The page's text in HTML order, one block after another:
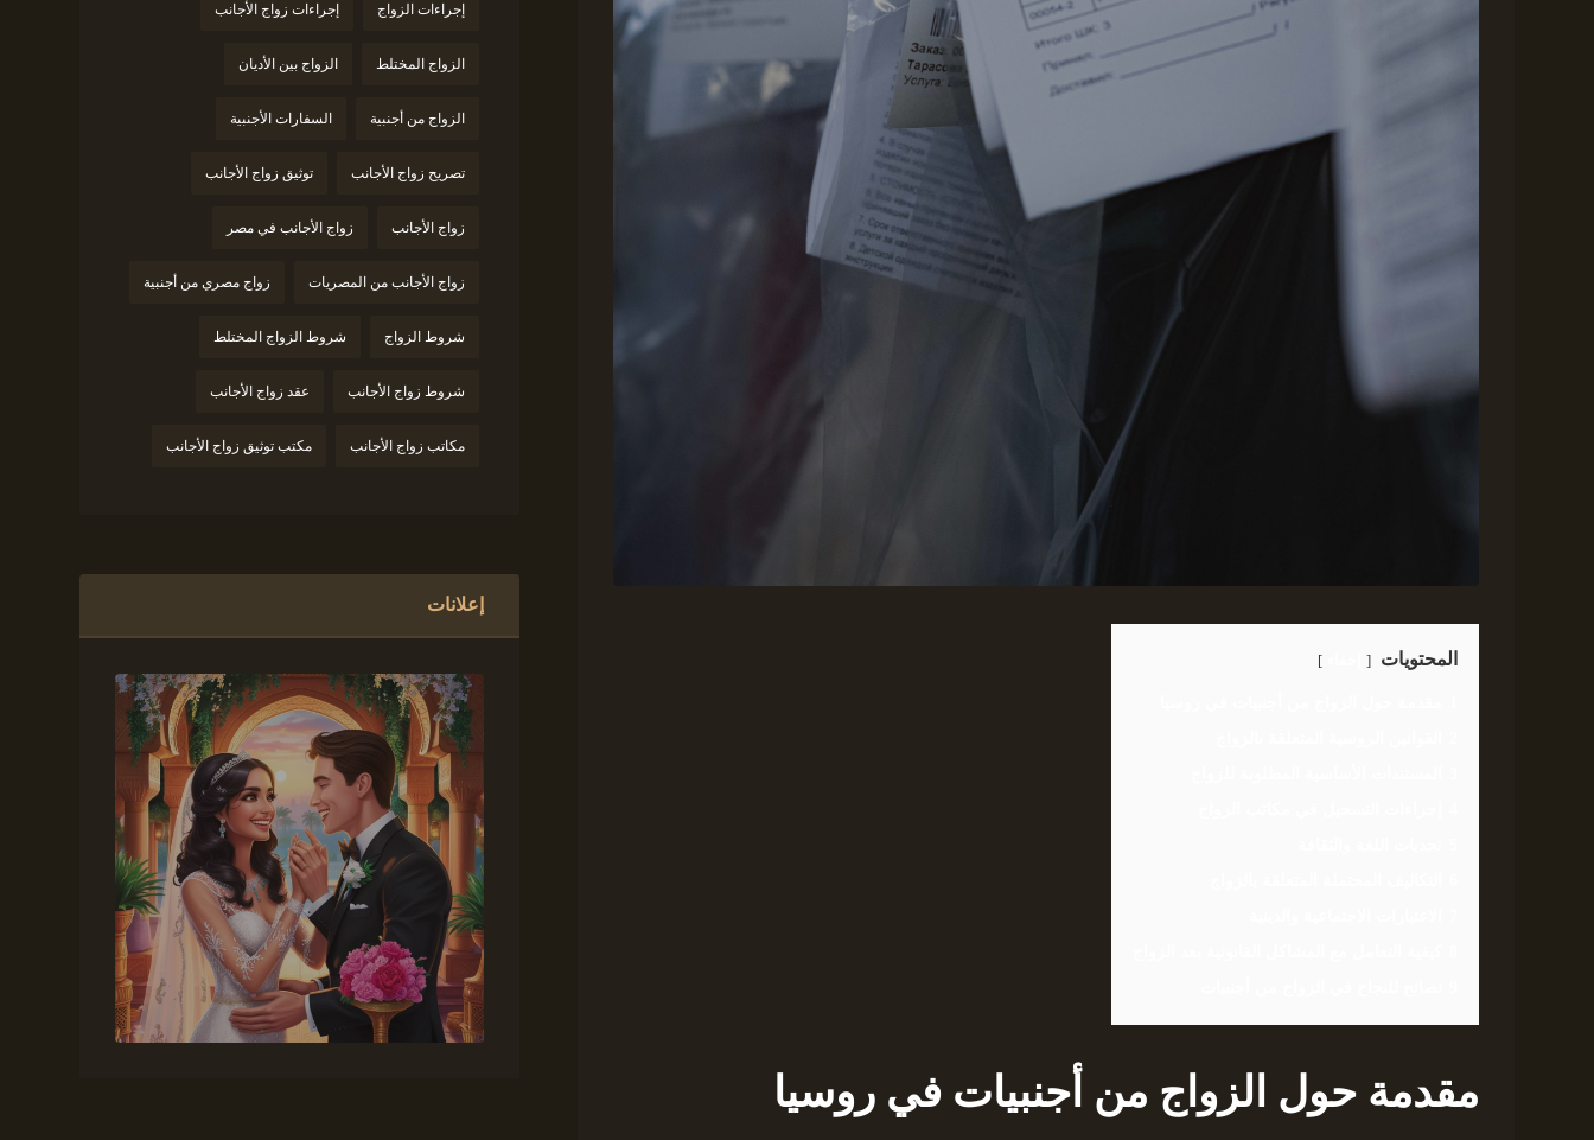
المحتويات
مقدمة حول الزواج من أجنبيات في روسيا
إجراءات الزواج إجراءات زواج الأجانب
الزواج المختلط الزواج بين الأديان
الزواج من أجنبية السفارات الأجنبية
تصريح زواج الأجانب توثيق زواج الأجانب
زواج الأجانب زواج الأجانب في مصر
زواج الأجانب من المصريات زواج مصري من أجنبية
شروط الزواج شروط الزواج المختلط
شروط زواج الأجانب عقد زواج الأجانب
مكاتب زواج الأجانب مكتب توثيق زواج الأجانب
إعلانات